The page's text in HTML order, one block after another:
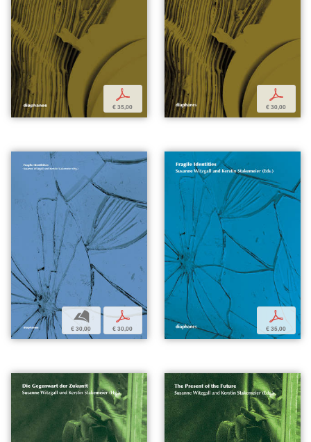
p
€ 35,00
p
€ 30,00
b
€ 30,00
p
€ 30,00
p
€ 35,00